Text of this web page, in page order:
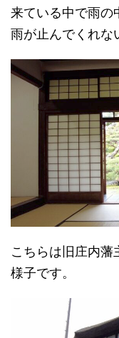
来ている中で雨の
雨が止んでくれな
こちらは旧庄内
様子です。